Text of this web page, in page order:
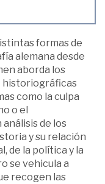
formas de
alemana desde
aborda los
historiográficas
como la culpa
o el
de los
y su relación
de la política y la
se vehicula a
recogen las